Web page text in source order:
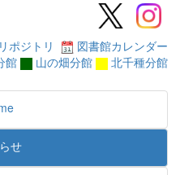
ポジトリ
図書館カレンダー
館 山の畑分館 北千種分館
せ